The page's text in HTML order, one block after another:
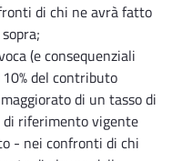
di chi ne avrà fatto
(e consequenziali
del contributo
di un tasso di
riferimento vigente
- nei confronti di chi